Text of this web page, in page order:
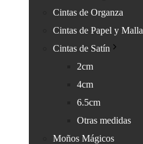
Cintas de Organza
Cintas de Papel y Malla
Cintas de Satín
2cm
4cm
6.5cm
Otras medidas
Moños Mágicos